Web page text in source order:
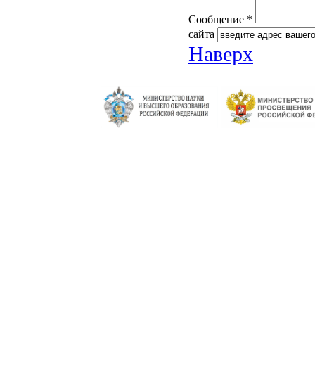
Сообщение *
сайта
Наверх